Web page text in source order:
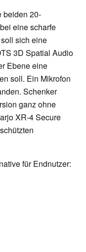
beiden 20-
eine scharfe
sich eine
3D Spatial Audio
Ebene eine
soll. Ein Mikrofon
Schenker
ganz ohne
XR-4 Secure
für Endnutzer: